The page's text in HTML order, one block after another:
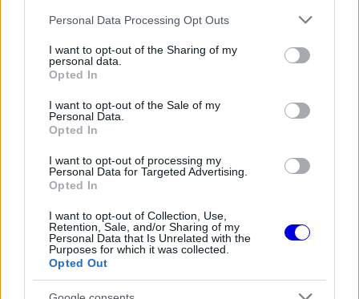
Please note that this website/app uses one or more Google
not limited to your visit or usage behaviour. You may click to
grant or deny consent to Google and its third-party tags to
use your data for below specified purposes in below Google
consent section.
Personal Data Processing Opt Outs
I want to opt-out of the Sharing of my
personal data.
Opted In
I want to opt-out of the Sale of my
Personal Data.
Opted In
I want to opt-out of processing my
Personal Data for Targeted Advertising.
Opted In
I want to opt-out of Collection, Use,
Retention, Sale, and/or Sharing of my
Personal Data that Is Unrelated with the
Purposes for which it was collected.
Opted Out
EZEKET IS AJÁNLJUK
pohárba Fernando Alonso jövőjéről
FORMA-1
kapcsolatban
FORMA-1
Ezt a hibát még Fred Vasseur sem